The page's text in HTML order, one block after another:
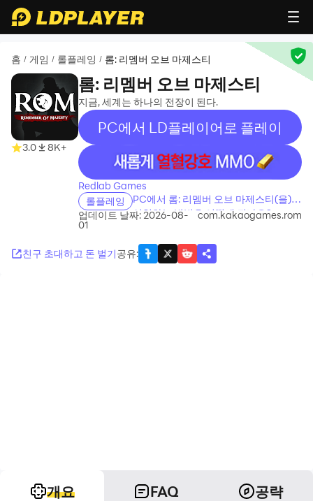
홈 / 게임 / 롤플레잉 / 롬: 리멤버 오브 마제스티
3.0 8K+
롬: 리멤버 오브 마제스티
지금, 세계는 하나의 전장이 된다.
PC에서 LD플레이어로 플레이
recommend
Redlab Games
롤플레잉
PC에서 롬: 리멤버 오브 마제스티(을)를
설치하는 방법은 어떻게 되나요?
업데이트 날짜: 2026-08-
01
com.kakaogames.rom
친구 초대하고 돈 벌기공유:
개요 FAQ 공략